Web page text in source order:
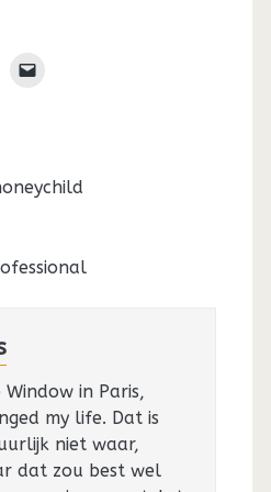
Window in Paris,
my life. Dat is
niet waar,
dat zou best wel